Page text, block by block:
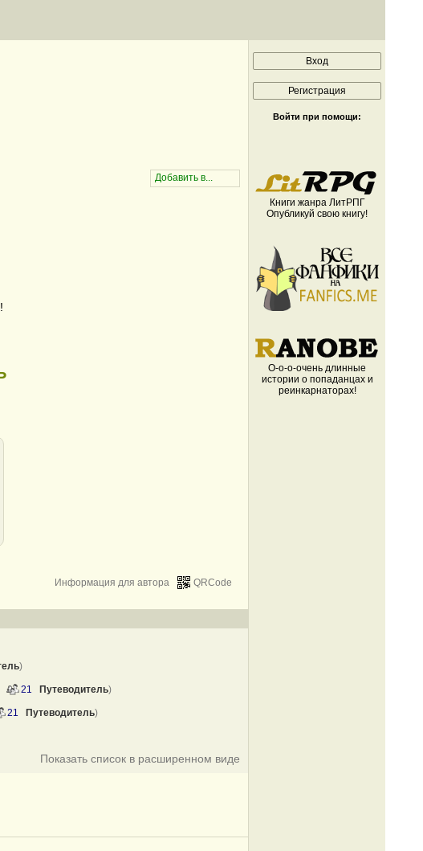
QRCode
Информация для автора
)
21 Путеводитель)
21 Путеводитель)
Показать список в расширенном виде
Войти при помощи:
Книги жанра ЛитРПГ
Опубликуй свою книгу!
О-о-о-очень длинные
истории о попаданцах и
реинкарнаторах!